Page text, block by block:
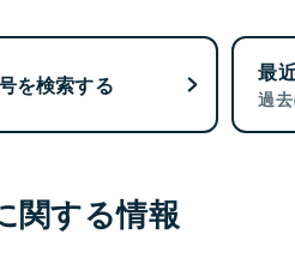
を検索する 最
過
関する情報